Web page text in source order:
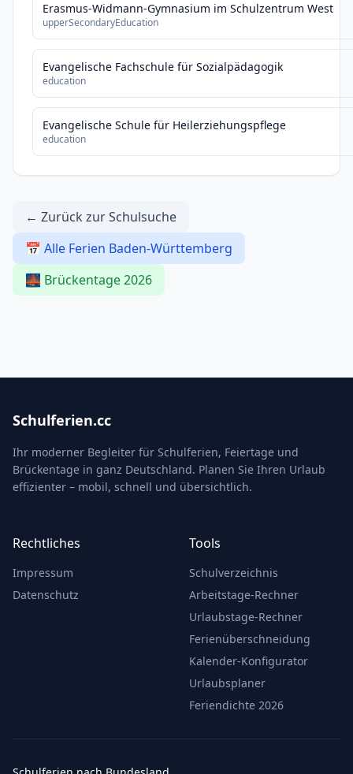
Erasmus-Widmann-Gymnasium im Schulzentrum West
upperSecondaryEducation
Evangelische Fachschule für Sozialpädagogik
education
Evangelische Schule für Heilerziehungspflege
education
← Zurück zur Schulsuche
📅 Alle Ferien Baden-Württemberg
🌉 Brückentage 2026
Schulferien.cc
Ihr moderner Begleiter für Schulferien, Feiertage und
Brückentage in ganz Deutschland. Planen Sie Ihren Urlaub
effizienter – mobil, schnell und übersichtlich.
Rechtliches
Impressum
Datenschutz
Tools
Schulverzeichnis
Arbeitstage-Rechner
Urlaubstage-Rechner
Ferienüberschneidung
Kalender-Konfigurator
Urlaubsplaner
Feriendichte 2026